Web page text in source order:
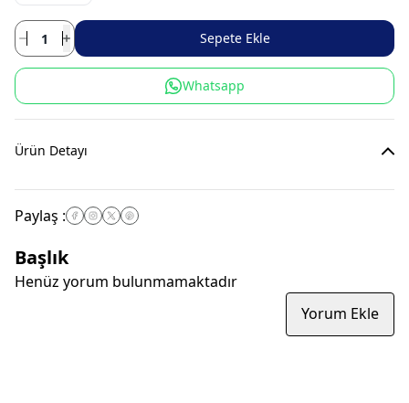
Sepete Ekle
Whatsapp
Ürün Detayı
Paylaş :
Başlık
Henüz yorum bulunmamaktadır
Yorum Ekle